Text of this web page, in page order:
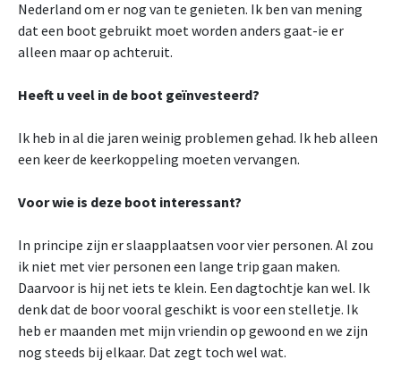
Nederland om er nog van te genieten. Ik ben van mening
dat een boot gebruikt moet worden anders gaat-ie er
alleen maar op achteruit.
Heeft u veel in de boot geïnvesteerd?
Ik heb in al die jaren weinig problemen gehad. Ik heb alleen
een keer de keerkoppeling moeten vervangen.
Voor wie is deze boot interessant?
In principe zijn er slaapplaatsen voor vier personen. Al zou
ik niet met vier personen een lange trip gaan maken.
Daarvoor is hij net iets te klein. Een dagtochtje kan wel. Ik
denk dat de boor vooral geschikt is voor een stelletje. Ik
heb er maanden met mijn vriendin op gewoond en we zijn
nog steeds bij elkaar. Dat zegt toch wel wat.